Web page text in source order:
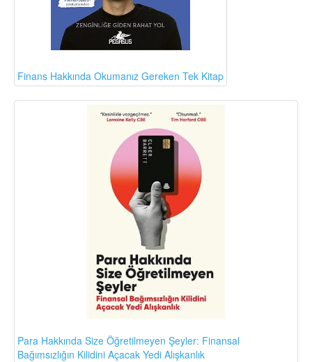
Finans Hakkında Okumanız Gereken Tek Kitap
Para Hakkında Size Öğretilmeyen Şeyler: Finansal
Bağımsızlığın Kilidini Açacak Yedi Alışkanlık